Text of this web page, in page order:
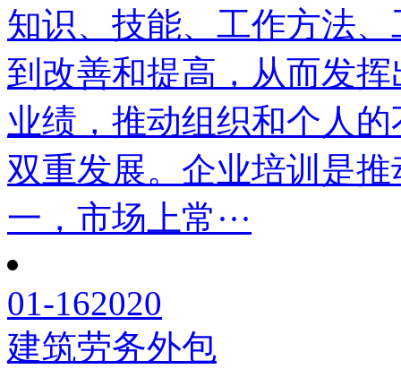
知识、技能、工作方法
到改善和提高，从而发
业绩，推动组织和个人
双重发展。企业培训是
一，市场上常···
01-162020
建筑劳务外包